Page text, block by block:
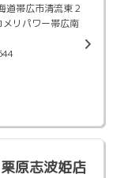
道帯広市清流東２
リパワー帯広南
原志波姫店